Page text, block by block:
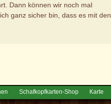
Dann können wir noch mal
ganz sicher bin, dass es mit den
Schafkopfkarten-Shop Karte